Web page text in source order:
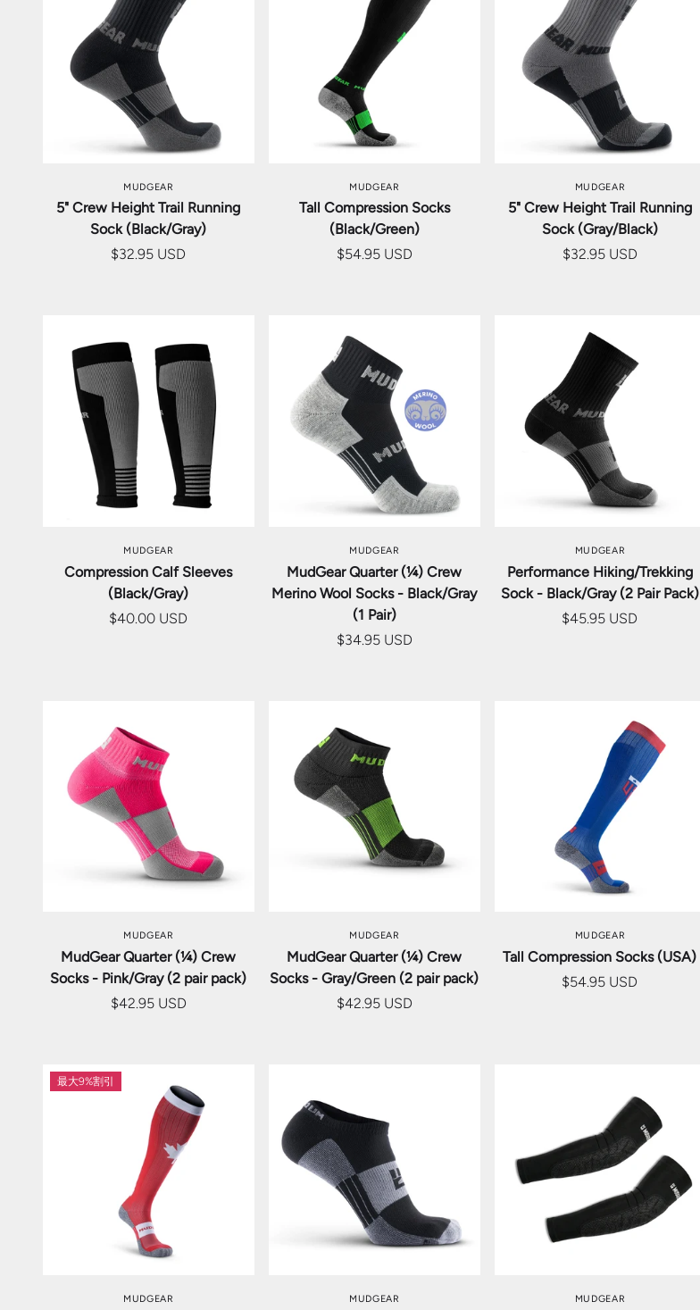
MUDGEAR
5" Crew Height Trail Running
Sock (Black/Gray)
$32.95 USD
オプションを選択
MUDGEAR
Tall Compression Socks
(Black/Green)
$54.95 USD
オプションを選択
MUDGEAR
5" Crew Height Trail Running
Sock (Gray/Black)
$32.95 USD
オプションを選択
MUDGEAR
Compression Calf Sleeves
(Black/Gray)
$40.00 USD
オプションを選択
MUDGEAR
MudGear Quarter (¼) Crew
Merino Wool Socks - Black/Gray
(1 Pair)
$34.95 USD
オプションを選択
MUDGEAR
Performance Hiking/Trekking
Sock - Black/Gray (2 Pair Pack)
$45.95 USD
オプションを選択
MUDGEAR
MudGear Quarter (¼) Crew
Socks - Pink/Gray (2 pair pack)
$42.95 USD
オプションを選択
MUDGEAR
MudGear Quarter (¼) Crew
Socks - Gray/Green (2 pair pack)
$42.95 USD
オプションを選択
MUDGEAR
Tall Compression Socks (USA)
$54.95 USD
オプションを選択
最大9%割引
MUDGEAR
オプションを選択
MUDGEAR
オプションを選択
MUDGEAR
オプションを選択